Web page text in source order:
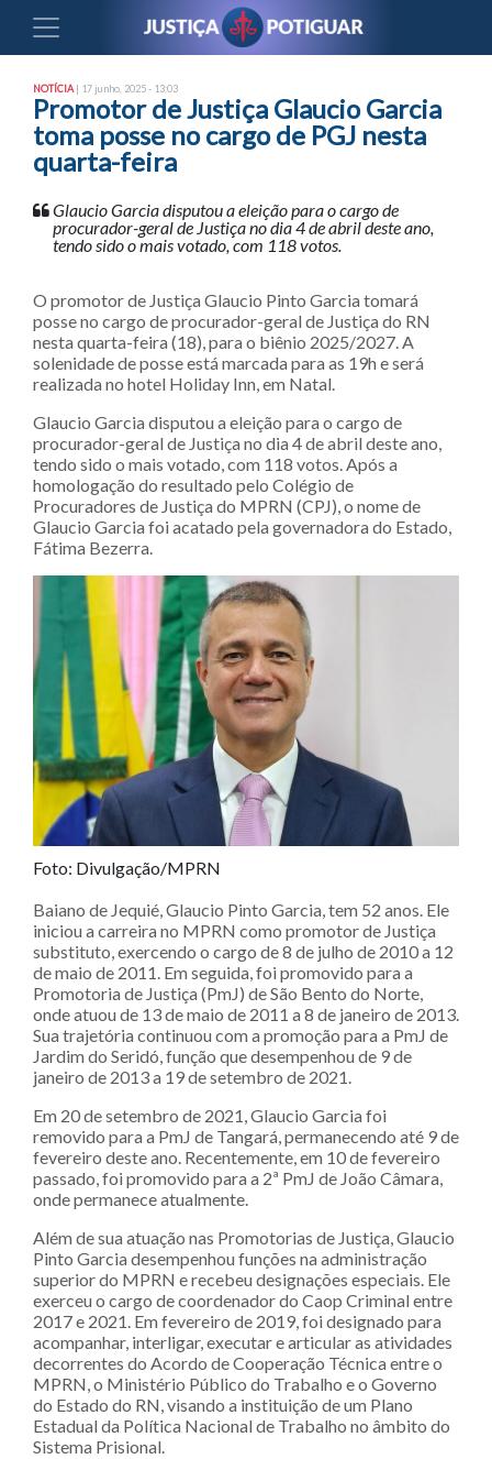
NOTÍCIA | 17 junho, 2025 - 13:03
Promotor de Justiça Glaucio Garcia
toma posse no cargo de PGJ nesta
quarta-feira
Glaucio Garcia disputou a eleição para o cargo de
procurador-geral de Justiça no dia 4 de abril deste ano,
tendo sido o mais votado, com 118 votos.
O promotor de Justiça Glaucio Pinto Garcia tomará
posse no cargo de procurador-geral de Justiça do RN
nesta quarta-feira (18), para o biênio 2025/2027. A
solenidade de posse está marcada para as 19h e será
realizada no hotel Holiday Inn, em Natal.
Glaucio Garcia disputou a eleição para o cargo de
procurador-geral de Justiça no dia 4 de abril deste ano,
tendo sido o mais votado, com 118 votos. Após a
homologação do resultado pelo Colégio de
Procuradores de Justiça do MPRN (CPJ), o nome de
Glaucio Garcia foi acatado pela governadora do Estado,
Fátima Bezerra.
Foto: Divulgação/MPRN
Baiano de Jequié, Glaucio Pinto Garcia, tem 52 anos. Ele
iniciou a carreira no MPRN como promotor de Justiça
substituto, exercendo o cargo de 8 de julho de 2010 a 12
de maio de 2011. Em seguida, foi promovido para a
Promotoria de Justiça (PmJ) de São Bento do Norte,
onde atuou de 13 de maio de 2011 a 8 de janeiro de 2013.
Sua trajetória continuou com a promoção para a PmJ de
Jardim do Seridó, função que desempenhou de 9 de
janeiro de 2013 a 19 de setembro de 2021.
Em 20 de setembro de 2021, Glaucio Garcia foi
removido para a PmJ de Tangará, permanecendo até 9 de
fevereiro deste ano. Recentemente, em 10 de fevereiro
passado, foi promovido para a 2ª PmJ de João Câmara,
onde permanece atualmente.
Além de sua atuação nas Promotorias de Justiça, Glaucio
Pinto Garcia desempenhou funções na administração
superior do MPRN e recebeu designações especiais. Ele
exerceu o cargo de coordenador do Caop Criminal entre
2017 e 2021. Em fevereiro de 2019, foi designado para
acompanhar, interligar, executar e articular as atividades
decorrentes do Acordo de Cooperação Técnica entre o
MPRN, o Ministério Público do Trabalho e o Governo
do Estado do RN, visando a instituição de um Plano
Estadual da Política Nacional de Trabalho no âmbito do
Sistema Prisional.